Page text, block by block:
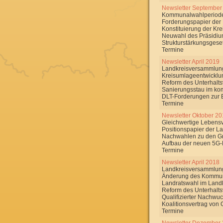
Newsletter
Forderungspapier
Konstituierung der
Neuwahl des
Termine
Newsletter April 2019
Reform des
Sanierungsstau im
DLT-Forderungen zur
Termine
Newsletter Oktober
Gleichwertige
Positionspapier der
Nachwahlen zu den
Aufbau der neuen
Termine
Newsletter April 2018
Änderung des
Landratswahl im
Reform des
Qualifizierter
Koalitionsvertrag von
Termine